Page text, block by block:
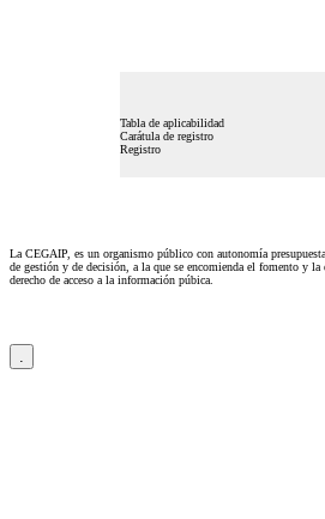
Tabla de aplicabilidad
Carátula de registro
Registro
La CEGAIP, es un organismo público con autonomía
de gestión y de decisión, a la que se encomienda el fomento y la
derecho de acceso a la información púbica.